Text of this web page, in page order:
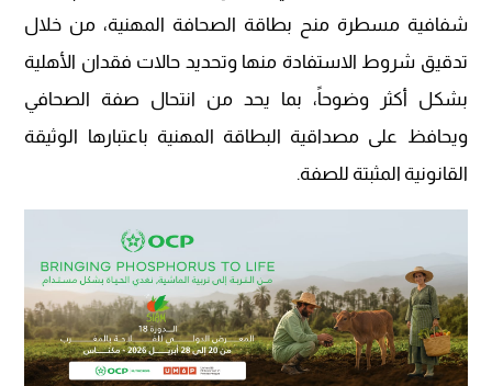
شفافية مسطرة منح بطاقة الصحافة المهنية، من خلال
تدقيق شروط الاستفادة منها وتحديد حالات فقدان الأهلية
بشكل أكثر وضوحاً، بما يحد من انتحال صفة الصحافي
ويحافظ على مصداقية البطاقة المهنية باعتبارها الوثيقة
القانونية المثبتة للصفة.